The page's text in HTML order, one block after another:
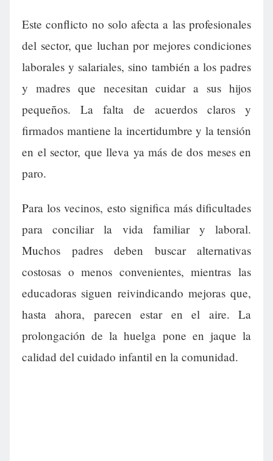
Este conflicto no solo afecta a las profesionales
del sector, que luchan por mejores condiciones
laborales y salariales, sino también a los padres
y madres que necesitan cuidar a sus hijos
pequeños. La falta de acuerdos claros y
firmados mantiene la incertidumbre y la tensión
en el sector, que lleva ya más de dos meses en
paro.
Para los vecinos, esto significa más dificultades
para conciliar la vida familiar y laboral.
Muchos padres deben buscar alternativas
costosas o menos convenientes, mientras las
educadoras siguen reivindicando mejoras que,
hasta ahora, parecen estar en el aire. La
prolongación de la huelga pone en jaque la
calidad del cuidado infantil en la comunidad.